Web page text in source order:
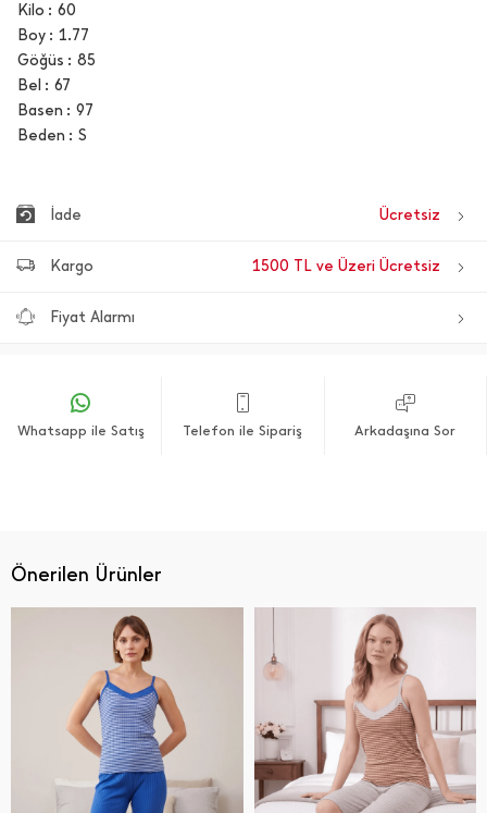
Kilo
60
Boy
1.77
Göğüs
85
Bel
67
Basen
97
Beden
S
İade Ücretsiz
Kargo 1500 TL ve Üzeri Ücretsiz
Fiyat Alarmı
Whatsapp ile Satış Telefon ile Sipariş Arkadaşına Sor
Önerilen Ürünler